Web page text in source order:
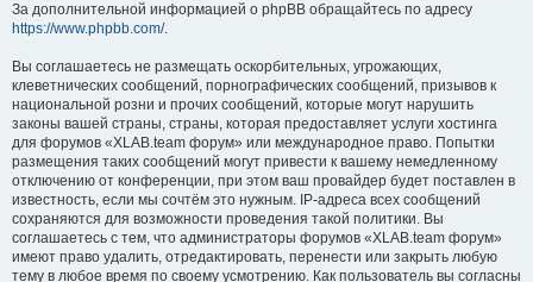
За дополнительной информацией о phpBB обращайтесь по адресу
https://www.phpbb.com/.
Вы соглашаетесь не размещать оскорбительных, угрожающих,
клеветнических сообщений, порнографических сообщений, призывов к
национальной розни и прочих сообщений, которые могут нарушить
законы вашей страны, страны, которая предоставляет услуги хостинга
для форумов «XLAB.team форум» или международное право. Попытки
размещения таких сообщений могут привести к вашему немедленному
отключению от конференции, при этом ваш провайдер будет поставлен в
известность, если мы сочтём это нужным. IP-адреса всех сообщений
сохраняются для возможности проведения такой политики. Вы
соглашаетесь с тем, что администраторы форумов «XLAB.team форум»
имеют право удалить, отредактировать, перенести или закрыть любую
тему в любое время по своему усмотрению. Как пользователь вы согласны